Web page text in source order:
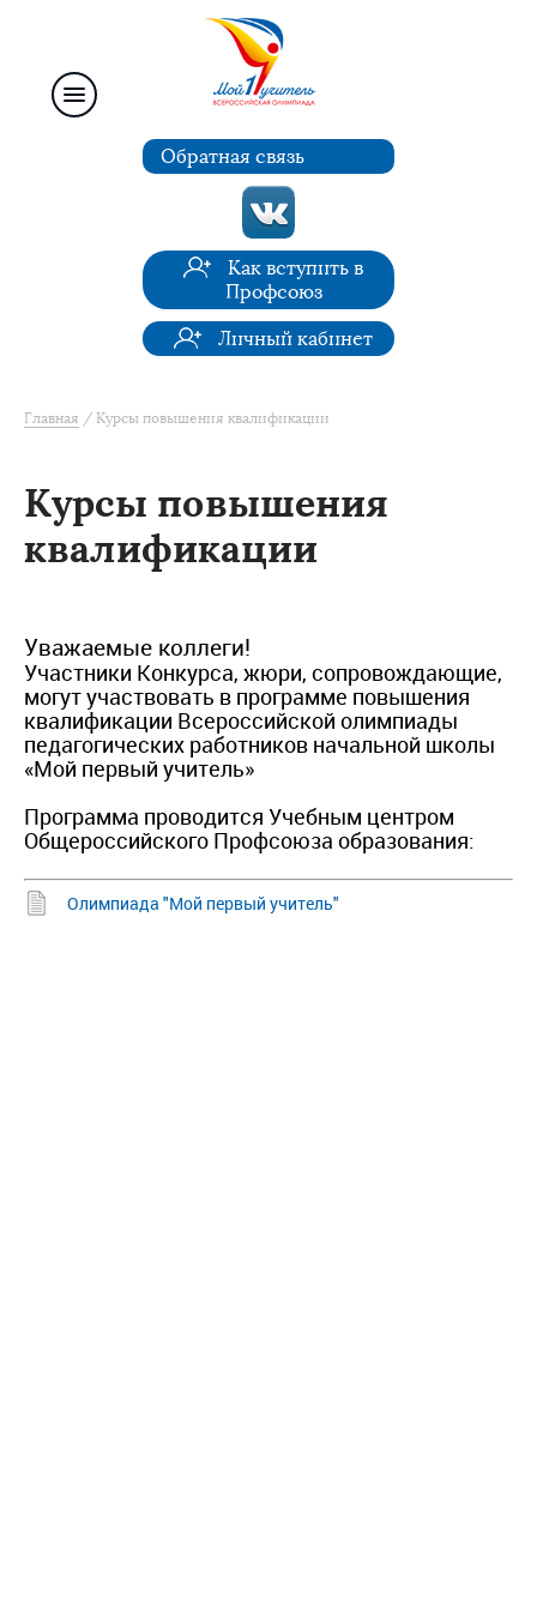
Обратная связь
Как вступить в
Профсоюз
Личный кабинет
Главная Курсы повышения квалификации
Курсы повышения
квалификации
Уважаемые коллеги!
Участники Конкурса, жюри, сопровождающие,
могут участвовать в программе повышения
квалификации Всероссийской олимпиады
педагогических работников начальной школы
«Мой первый учитель»
Программа проводится Учебным центром
Общероссийского Профсоюза образования:
Олимпиада "Мой первый учитель"